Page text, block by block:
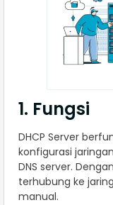
1. Fungsi
DHCP Server
konfigurasi
DNS server.
terhubung ke
manual.